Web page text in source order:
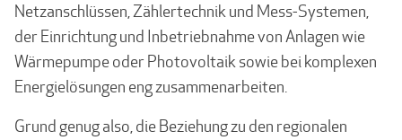
Netzanschlüssen, Zählertechnik und Mess-Systemen,
der Einrichtung und Inbetriebnahme von Anlagen wie
Wärmepumpe oder Photovoltaik sowie bei komplexen
Energielösungen eng zusammenarbeiten.
Grund genug also, die Beziehung zu den regionalen